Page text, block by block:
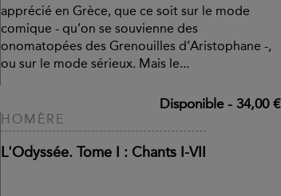
apprécié en Grèce, que ce soit sur le mode
comique - qu’on se souvienne des
onomatopées des Grenouilles d’Aristophane -,
ou sur le mode sérieux. Mais le...
Disponible- 34,00 €
HOMÈRE
L'Odyssée. Tome I : Chants I-VII